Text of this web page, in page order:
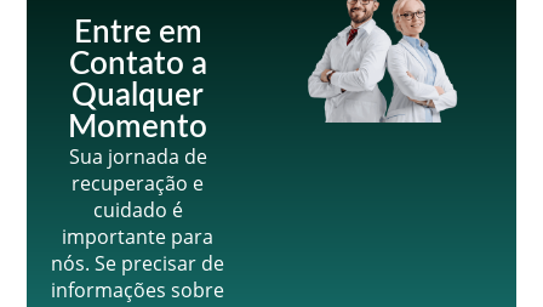
Entre em
Contato a
Qualquer
Momento
Sua jornada de
recuperação e
cuidado é
importante para
nós. Se precisar de
informações sobre